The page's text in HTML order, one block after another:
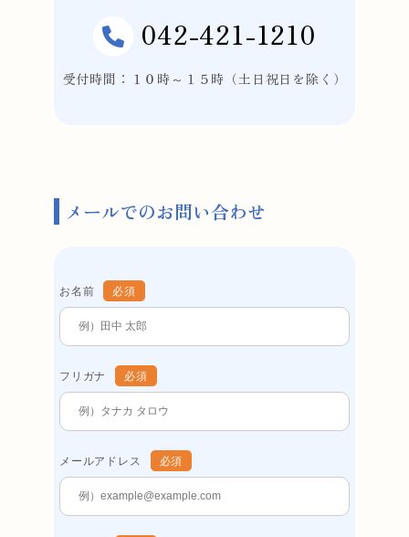
042-421-1210
受付時間：１０時～１５時（土日祝日を除く）
メールでのお問い合わせ
お名前 必須
フリガナ 必須
メールアドレス 必須